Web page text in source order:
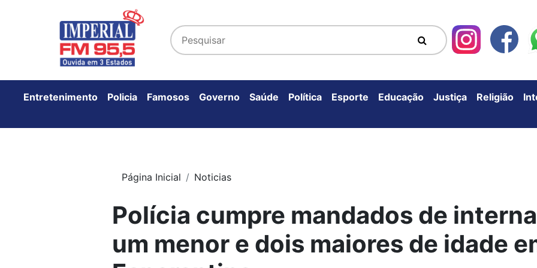
Entretenimento Policia Famosos Governo Saúde Política Esporte Educação Justiça Religião
Página Inicial Noticias
Polícia cumpre mandados de
um menor e dois maiores de idade